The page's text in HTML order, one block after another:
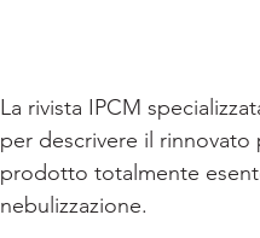
La rivista IPCM
per descrivere il
prodotto totalmente
nebulizzazione.